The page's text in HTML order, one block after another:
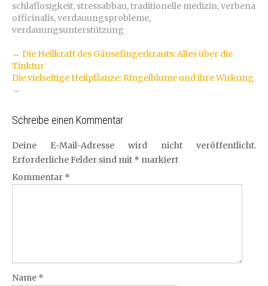
schlaflosigkeit, stressabbau,traditionelle medizin,verbena
officinalis,verdauungsprobleme,
verdauungsunterstützung
Artikel-
Navigation
← Die Heilkraft des Gänsefingerkrauts: Alles über die
Tinktur
Die vielseitige Heilpflanze: Ringelblume und ihre Wirkung
→
Schreibe einen Kommentar
Deine E-Mail-Adresse wird nicht veröffentlicht.
Erforderliche Felder sind mit * markiert
Kommentar *
Name *